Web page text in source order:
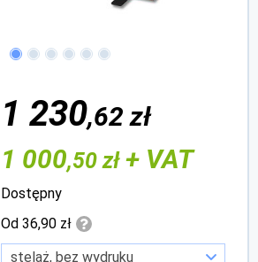
1 230,62 zł
1 000,50 zł+ VAT
Dostępny
Od 36,90 zł